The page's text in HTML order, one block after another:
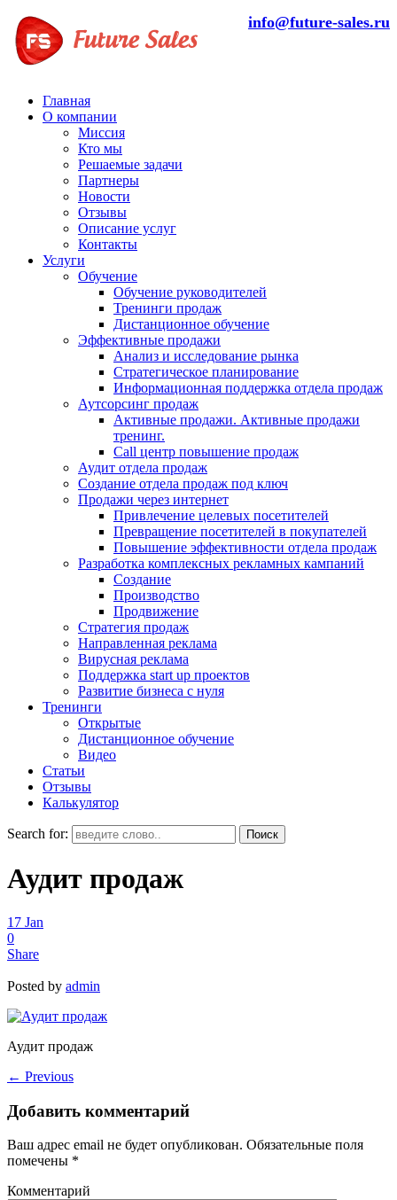
info@future-sales.ru
Главная
О компании
Миссия
Кто мы
Решаемые задачи
Партнеры
Новости
Отзывы
Описание услуг
Контакты
Услуги
Обучение
Обучение руководителей
Тренинги продаж
Дистанционное обучение
Эффективные продажи
Анализ и исследование рынка
Стратегическое планирование
Информационная поддержка отдела продаж
Аутсорсинг продаж
Активные продажи. Активные продажи
тренинг.
Call центр повышение продаж
Аудит отдела продаж
Создание отдела продаж под ключ
Продажи через интернет
Привлечение целевых посетителей
Превращение посетителей в покупателей
Повышение эффективности отдела продаж
Разработка комплексных рекламных кампаний
Создание
Производство
Продвижение
Стратегия продаж
Направленная реклама
Вирусная реклама
Поддержка start up проектов
Развитие бизнеса с нуля
Тренинги
Открытые
Дистанционное обучение
Видео
Статьи
Отзывы
Калькулятор
Search for:
Аудит продаж
17 Jan
0
Share
Posted by admin
Аудит продаж
← Previous
Добавить комментарий
Ваш адрес email не будет опубликован. Обязательные поля
помечены *
Комментарий